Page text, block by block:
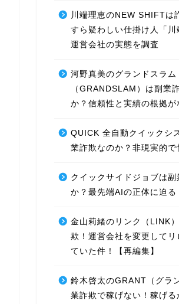
川端理恵のNEW SHIFTは
すら疑わしい仕掛け人「川
運営会社の実態を調査
河野真美のグランドスラム
（GRANDSLAM）は副業
か？信頼性と実績の根拠が
QUICK 全自動クイックシ
業詐欺なのか？非現実的で
クイックサイドジョブは副
か？最先端AIの正体に迫る
金山莉緒のリンク（LINK
欺！運営会社を変更してリ
ていた件！【再編集】
鈴木啓太のGRANT（グラ
業詐欺で稼げない！稼げる